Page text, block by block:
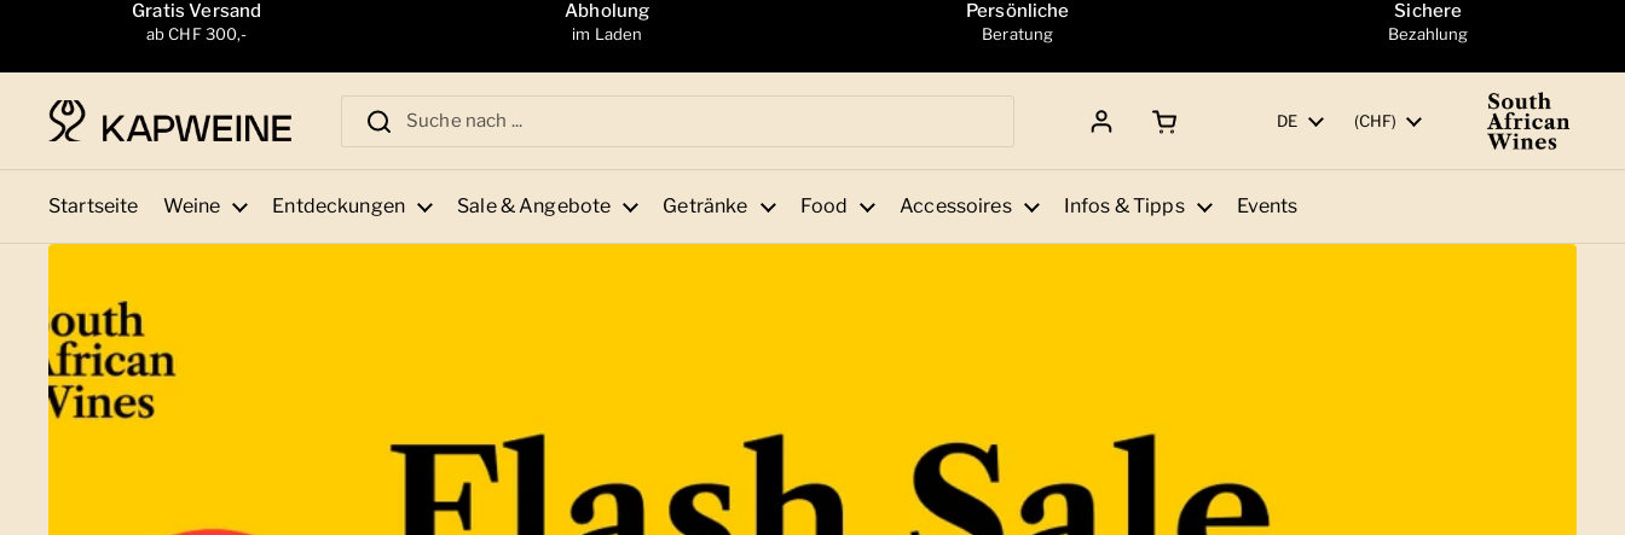
Zum Inhalt springenGratis Versand
ab CHF 300,-
Abholung
im Laden
Persönliche
Beratung
Sichere
Bezahlung
Sprache
DE Land/Region
(CHF)
Startseite Weine Entdeckungen Sale & Angebote Getränke Food Accessoires Infos & Tipps Events